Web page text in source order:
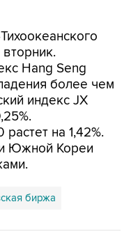
вторник.
Hang Seng
более чем
индекс JX
на 1,42%.
Южной Кореи
биржа